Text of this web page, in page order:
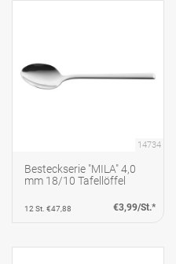
14734
Besteckserie "MILA" 4,0
mm 18/10 Tafellöffel
12 St. €47,88 €3,99/St.*